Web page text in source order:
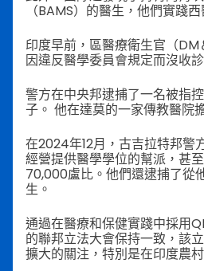
（BAMS）的醫生，他們實踐西
印度早前，區醫療衛生官（
因違反醫學委員會規定而沒收
警方在中央邦逮捕了一名被指
子。 他在達莫的一家傳教醫院
在2024年12月，古吉拉特邦警
經營提供醫學學位的幫派，甚
70,000盧比。他們還逮捕了從
生。
通過在醫療和保健實踐中採用
的聯邦立法大會保持一致，該
擴大的關注，特別是在印度農